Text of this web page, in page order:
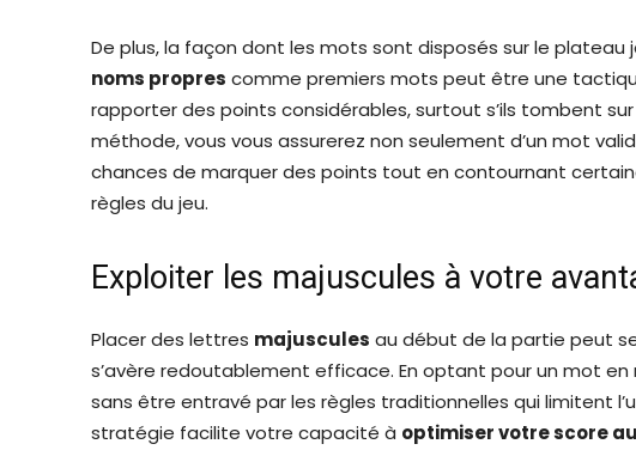
De plus, la façon dont les mots sont disposés sur le
noms propres comme premiers mots peut être une
rapporter des points considérables, surtout s’ils tombent
méthode, vous vous assurerez non seulement d’un mot
chances de marquer des points tout en contournant
règles du jeu.
Exploiter les majuscules à votre
Placer des lettres majuscules au début de la partie peut
s’avère redoutablement efficace. En optant pour un mot
sans être entravé par les règles traditionnelles qui limitent
stratégie facilite votre capacité à optimiser votre score